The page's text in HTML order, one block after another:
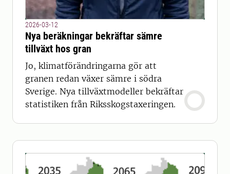
2026-03-12
Nya beräkningar bekräftar sämre
tillväxt hos gran
Jo, klimatförändringarna gör att
granen redan växer sämre i södra
Sverige. Nya tillväxtmodeller bekräftar
statistiken från Riksskogstaxeringen.